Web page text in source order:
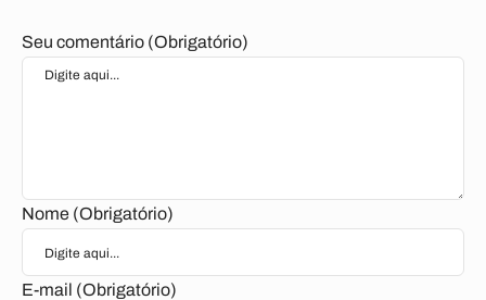
Seu comentário (Obrigatório)
Nome (Obrigatório)
E-mail (Obrigatório)